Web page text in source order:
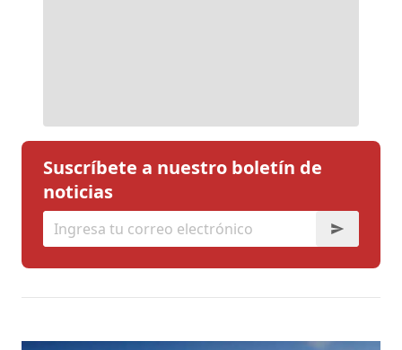
Suscríbete a nuestro boletín de
noticias